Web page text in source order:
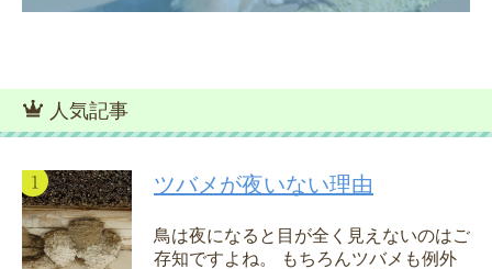
人気記事
ツバメが夜いない理由
鳥は夜になると目が全く見えないのはご
存知ですよね。 もちろんツバメも例外